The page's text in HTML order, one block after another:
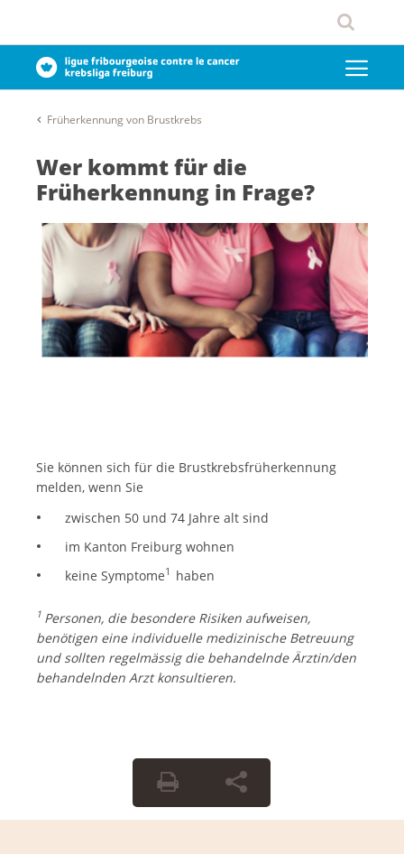
Früherkennung von Brustkrebs
Wer kommt für die
Früherkennung in Frage?
Sie können sich für die Brustkrebsfrüherkennung
melden, wenn Sie
zwischen 50 und 74 Jahre alt sind
im Kanton Freiburg wohnen
keine Symptome1 haben
1 Personen, die besondere Risiken aufweisen,
benötigen eine individuelle medizinische Betreuung
und sollten regelmässig die behandelnde Ärztin/den
behandelnden Arzt konsultieren.